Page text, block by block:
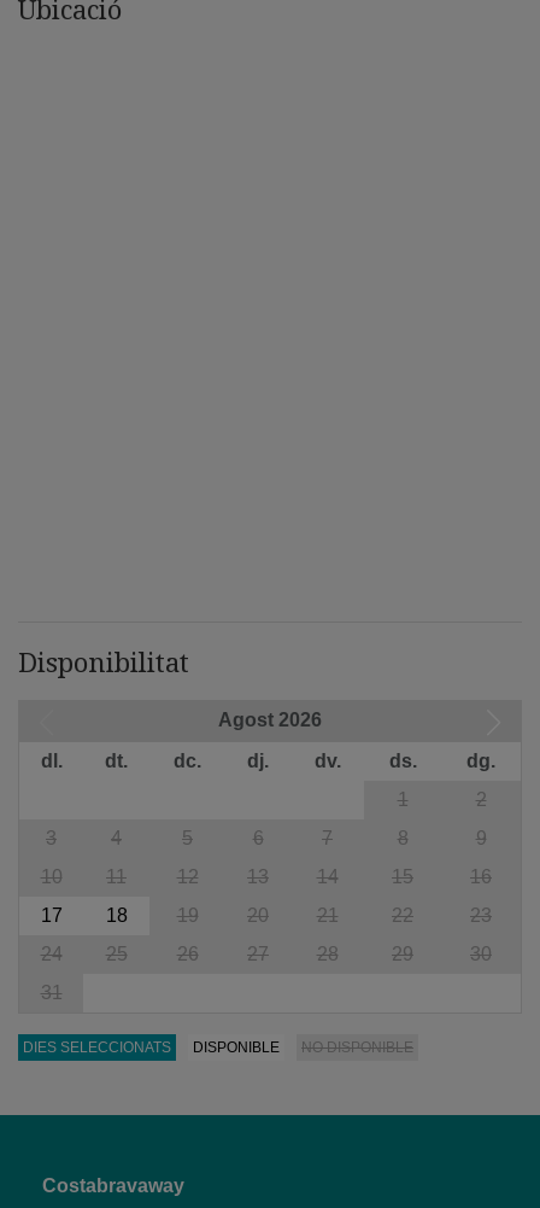
Ubicació
Disponibilitat
Agost 2026
dl.
dt. dc. dj. dv. ds.
dg.
1
2
3
4 5 6 7 8
9
10
11 12 13 14 15
16
17
18 19 20 21 22
23
24
25 26 27 28 29
30
31
DIES SELECCIONATS DISPONIBLE NO DISPONIBLE
Costabravaway